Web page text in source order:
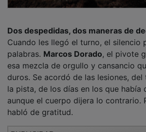
Cuando les llegó el turno, el silencio
palabras.Marcos Dorado , el pivote
esa mezcla de orgullo y cansancio
duros. Se acordó de las lesiones,
la pista, de los días en los que había
aunque el cuerpo dijera lo contrario.
habló de gratitud.